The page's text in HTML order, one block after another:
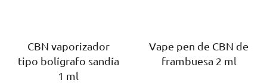
CBN vaporizador
tipo bolígrafo sandía
1 ml
Vape pen de CBN de
frambuesa 2 ml